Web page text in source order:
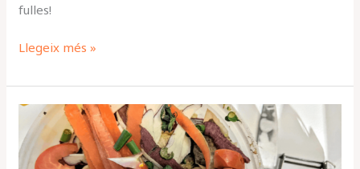
fulles!
Llegeix més »
Com
fer
compost